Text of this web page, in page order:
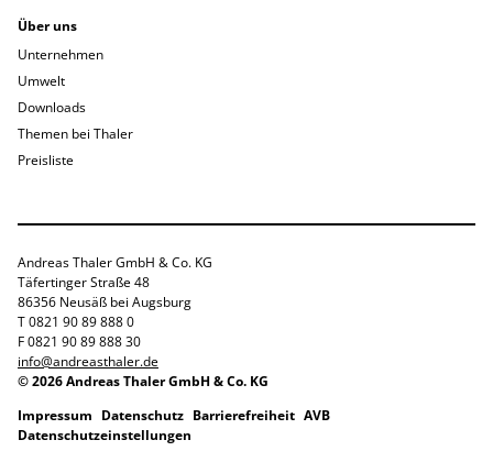
Über uns
Unternehmen
Umwelt
Downloads
Themen bei Thaler
Preisliste
Andreas Thaler GmbH & Co. KG
Täfertinger Straße 48
86356 Neusäß bei Augsburg
T 0821 90 89 888 0
F 0821 90 89 888 30
info@andreasthaler.de
© 2026 Andreas Thaler GmbH & Co. KG
Impressum Datenschutz Barrierefreiheit AVB
Datenschutzeinstellungen